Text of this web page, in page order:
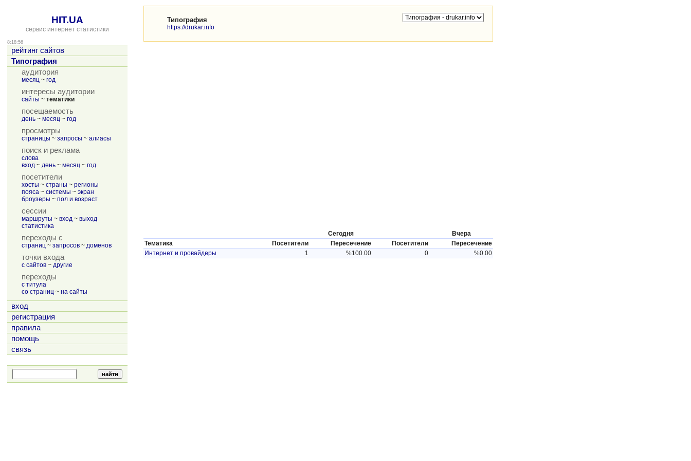
HIT.UA
сервис интернет статистики
8:18:56
рейтинг сайтов
Типография
аудитория
месяц ~ год
интересы аудитории
сайты ~ тематики
посещаемость
день ~ месяц ~ год
просмотры
страницы ~ запросы ~ алиасы
поиск и реклама
слова
вход ~ день ~ месяц ~ год
посетители
хосты ~ страны ~ регионы
пояса ~ системы ~ экран
броузеры ~ пол и возраст
сессии
маршруты ~ вход ~ выход
статистика
переходы с
страниц ~ запросов ~ доменов
точки входа
с сайтов ~ другие
переходы
с титула
со страниц ~ на сайты
вход
регистрация
правила
помощь
связь
Типография
https://drukar.info
Сегодня
Вчера
Тематика
Посетители Пересечение Посетители
Пересечение
Интернет и провайдеры
1 %100.00 0 %0.00